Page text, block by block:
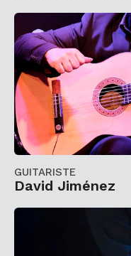
GUITARISTE
David Jiménez